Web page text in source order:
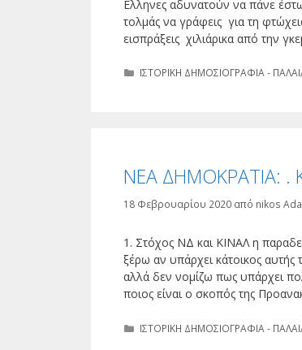
Ελληνες αδυνατούν να πάνε
τολμάς να γράφεις για τη
εισπράξεις χιλιάρικα από την
Κατηγορίες
ΙΣΤΟΡΙΚΗ ΔΗΜΟΣΙΟΓΡΑΦΙΑ -
ΝΕΑ ΔΗΜΟΚΡΑΤΙΑ:
18 Φεβρουαρίου 2020 από nikos
1. Στόχος ΝΔ και ΚΙΝΑΛ η
ξέρω αν υπάρχει κάτοικος
αλλά δεν νομίζω πως υπάρχει
ποιος είναι ο σκοπός της
Κατηγορίες
ΙΣΤΟΡΙΚΗ ΔΗΜΟΣΙΟΓΡΑΦΙΑ -